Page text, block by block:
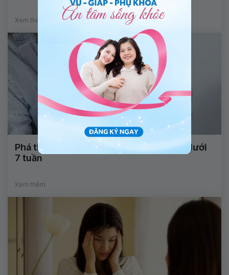
Xem thêm
Phá thai bằng thuốc dành cho tuổi thai dưới
7 tuần
Xem thêm